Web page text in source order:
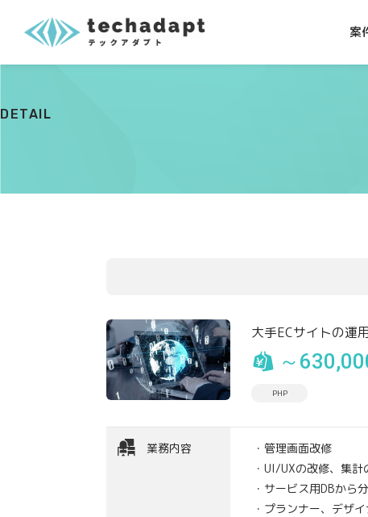
案
DETAIL
大手ECサイトの運
～
PHP
業務内容
・管理画面改修
・UI/UXの改修、集
・サービス用DBから
・プランナー、デザ